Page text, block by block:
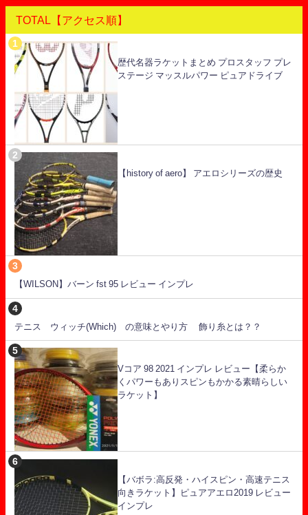
TOTAL【アクセス順】
歴代名器ラケットまとめ プロスタッフ プレ
ステージ マッスルパワー ピュアドライブ
【history of aero】 アエロシリーズの歴史
【WILSON】バーン fst 95 レビュー インプレ
テニス ウィッチ(Which) の意味とやり方 飾り糸とは？？
Vコア 98 2021 インプレ レビュー【柔らか
くパワーもありスピンもかかる素晴らしい
ラケット】
【バボラ:高反発・ハイスピン・高速テニス
向きラケット】ピュアアエロ2019 レビュー
インプレ